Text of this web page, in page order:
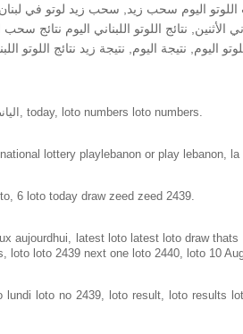
Loto in lebanon same as loto of lebanon, اليانصيب الوطني اللبناني, today, loto numbers loto numbers.
lottery playlebanon or play lebanon,
6 loto today draw zeed zeed 2439.
aujourdhui, latest loto latest loto draw
loto loto 2439 next one loto 2440, loto 10
lundi loto no 2439, loto result, loto results